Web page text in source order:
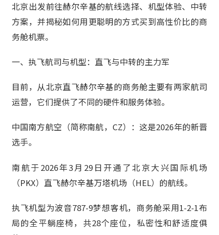
北京出发前往赫尔辛基的航线选择、机型体验、中转
方案，并揭秘如何用更聪明的方式买到高性价比的商
务舱机票。
一、执飞航司与机型：直飞与中转的主力军
目前，从北京直飞赫尔辛基的商务舱主要有两家航司
运营，它们提供了不同的硬件和服务体验。
中国南方航空（简称南航，CZ）：这是2026年的新晋
选手。
南航于2026年3月29日开通了北京大兴国际机场
（PKX）直飞赫尔辛基万塔机场（HEL）的航线。
执飞机型为波音787-9梦想客机，商务舱采用1-2-1布
局的全平躺座椅，共28个座位，私密性和舒适度俱